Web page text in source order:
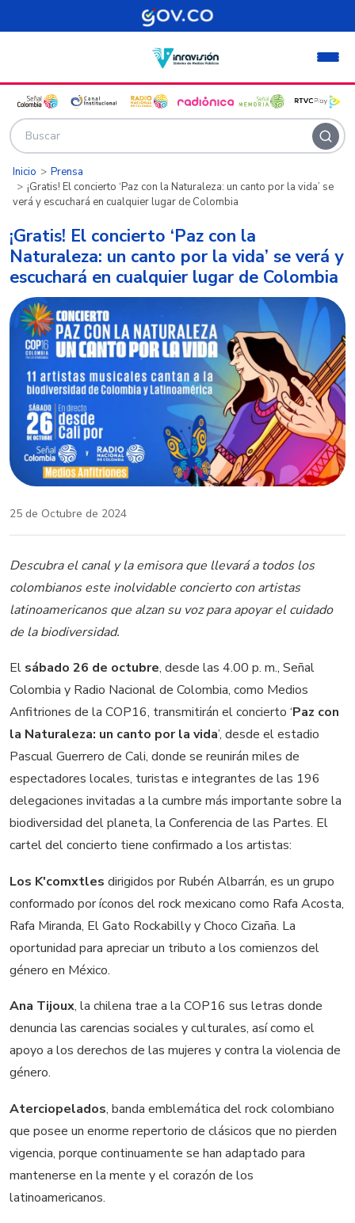
Pasar al contenido principal
Inicio
Prensa
¡Gratis! El concierto ‘Paz con la Naturaleza: un canto por la vida’ se
verá y escuchará en cualquier lugar de Colombia
¡Gratis! El concierto ‘Paz con la
Naturaleza: un canto por la vida’ se verá y
escuchará en cualquier lugar de Colombia
25 de Octubre de 2024
Descubra el canal y la emisora que llevará a todos los
colombianos este inolvidable concierto con artistas
latinoamericanos que alzan su voz para apoyar el cuidado
de la biodiversidad.
El sábado 26 de octubre, desde las 4.00 p. m., Señal
Colombia y Radio Nacional de Colombia, como Medios
Anfitriones de la COP16, transmitirán el concierto ‘Paz con
la Naturaleza: un canto por la vida’, desde el estadio
Pascual Guerrero de Cali, donde se reunirán miles de
espectadores locales, turistas e integrantes de las 196
delegaciones invitadas a la cumbre más importante sobre la
biodiversidad del planeta, la Conferencia de las Partes. El
cartel del concierto tiene confirmado a los artistas:
Los K'comxtles dirigidos por Rubén Albarrán, es un grupo
conformado por íconos del rock mexicano como Rafa Acosta,
Rafa Miranda, El Gato Rockabilly y Choco Cizaña. La
oportunidad para apreciar un tributo a los comienzos del
género en México.
Ana Tijoux, la chilena trae a la COP16 sus letras donde
denuncia las carencias sociales y culturales, así como el
apoyo a los derechos de las mujeres y contra la violencia de
género.
Aterciopelados, banda emblemática del rock colombiano
que posee un enorme repertorio de clásicos que no pierden
vigencia, porque continuamente se han adaptado para
mantenerse en la mente y el corazón de los
latinoamericanos.